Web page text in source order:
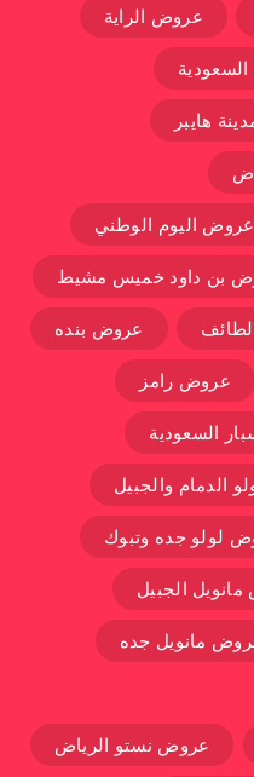
عروض الراية
هايبر
عروض اليوم الوطني
بن داود خميس مشيط
عروض بنده
عروض رامز
السعودية
الدمام والجبيل
لولو جده وتبوك
الجبيل
مانويل جده
عروض نستو الرياض